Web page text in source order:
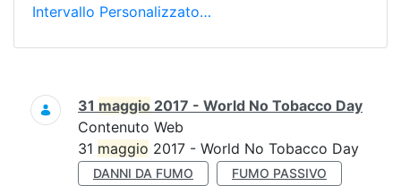
Intervallo Personalizzato…
Ricerca
31 maggio 2017 - World No Tobacco Day
Contenuto Web
31 maggio 2017 - World No Tobacco Day
DANNI DA FUMO
FUMO PASSIVO